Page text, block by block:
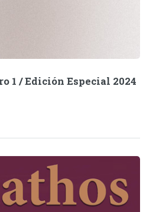
1 / Edición Especial 2024